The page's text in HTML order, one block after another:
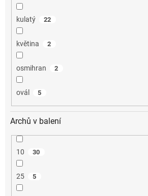
kulatý 22
květina 2
osmihran 2
ovál 5
Archů v balení
10 30
25 5